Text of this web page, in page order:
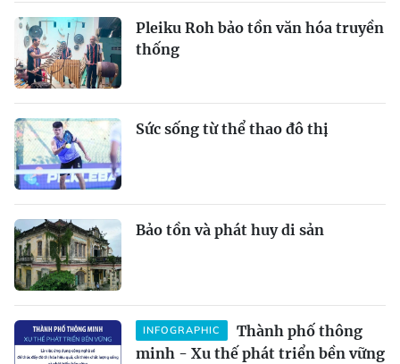
Pleiku Roh bảo tồn văn hóa truyền
thống
Sức sống từ thể thao đô thị
Bảo tồn và phát huy di sản
INFOGRAPHIC
Thành phố thông
minh - Xu thế phát triển bền vững